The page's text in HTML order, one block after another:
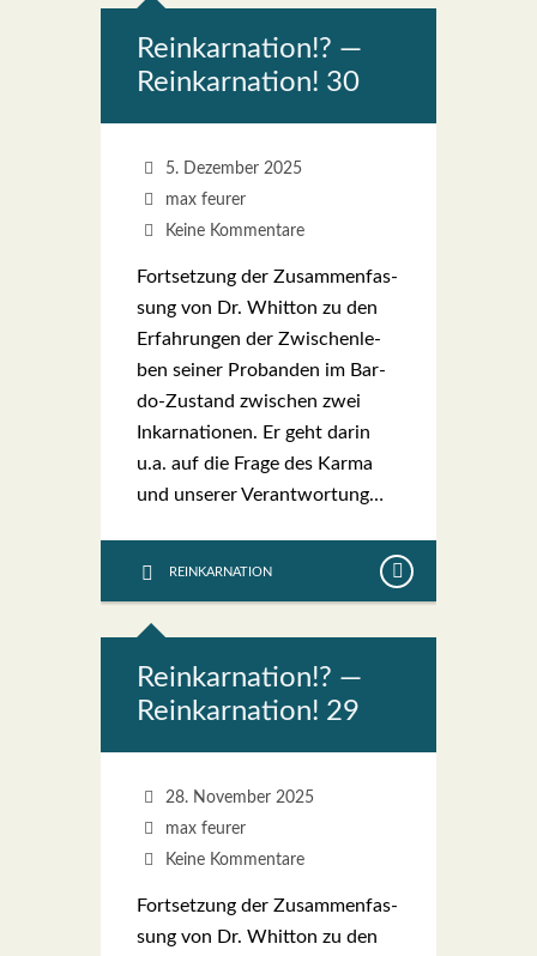
Reinkar­na­ti­on!? —
Reinkar­na­ti­on! 30
5. Dezember 2025
max feurer
Keine Kommentare
Fort­set­zung der Zusam­men­fas­
sung von Dr. Whit­ton zu den
Erfah­run­gen der Zwi­schen­le­
ben sei­ner Pro­ban­den im Bar­­
do-Zustand zwi­schen zwei
Inkar­na­tio­nen. Er geht dar­in
u.a. auf die Fra­ge des Kar­ma
und unse­rer Ver­ant­wor­tung…
REINKARNATION
Reinkar­na­ti­on!? —
Reinkar­na­ti­on! 29
28. November 2025
max feurer
Keine Kommentare
Fort­set­zung der Zusam­men­fas­
sung von Dr. Whit­ton zu den